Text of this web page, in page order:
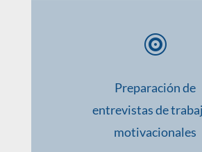

Preparación de
entrevistas de
motivacionales